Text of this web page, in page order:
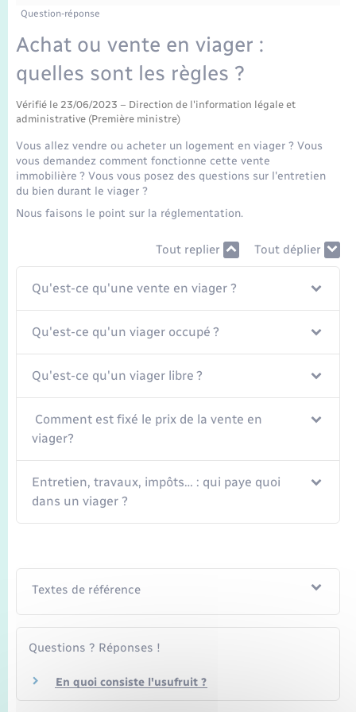
Mariage – PACS
Parrainage civil
Recensement
Question-réponse
Achat ou vente en viager :
quelles sont les règles ?
Vérifié le 23/06/2023 – Direction de l'information légale et
administrative (Première ministre)
Vous allez vendre ou acheter un logement en viager ? Vous
vous demandez comment fonctionne cette vente
immobilière ? Vous vous posez des questions sur l'entretien
du bien durant le viager ?
Nous faisons le point sur la réglementation.
Tout replier Tout déplier
Qu'est-ce qu'une vente en viager ?
Qu'est-ce qu'un viager occupé ?
Qu'est-ce qu'un viager libre ?
Comment est fixé le prix de la vente en
viager?
Entretien, travaux, impôts… : qui paye quoi
dans un viager ?
Textes de référence
Questions ? Réponses !
En quoi consiste l'usufruit ?